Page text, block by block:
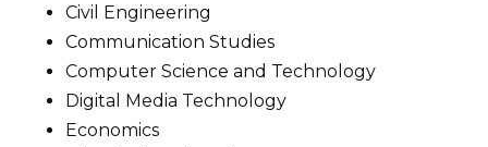
Civil Engineering
Communication Studies
Computer Science and Technology
Digital Media Technology
Economics